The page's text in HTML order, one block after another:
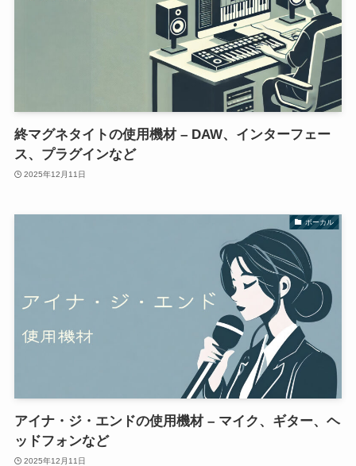
終マグネタイトの使用機材 – DAW、インターフェー
ス、プラグインなど
2025年12月11日
ボーカル
アイナ・ジ・エンドの使用機材 – マイク、ギター、ヘ
ッドフォンなど
2025年12月11日